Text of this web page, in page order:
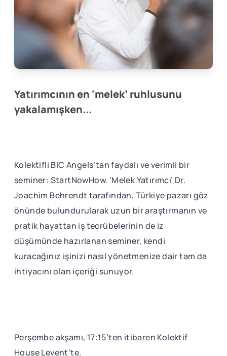
Yatırımcının en ‘melek’ ruhlusunu
yakalamışken...
Kolektifli BIC Angels’tan faydalı ve verimli bir
seminer: StartNowHow. ‘Melek Yatırımcı’ Dr.
Joachim Behrendt tarafından, Türkiye pazarı göz
önünde bulundurularak uzun bir araştırmanın ve
pratik hayattan iş tecrübelerinin de iz
düşümünde hazırlanan seminer, kendi
kuracağınız işinizi nasıl yönetmenize dair tam da
ihtiyacını olan içeriği sunuyor.
Perşembe akşamı, 17:15’ten itibaren Kolektif
House Levent’te.